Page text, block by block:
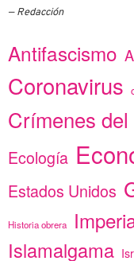
Redacción
Antifascismo
Coronavirus
Crímenes
Ecología
Estados Unidos
Historia obrera
Islamalgama